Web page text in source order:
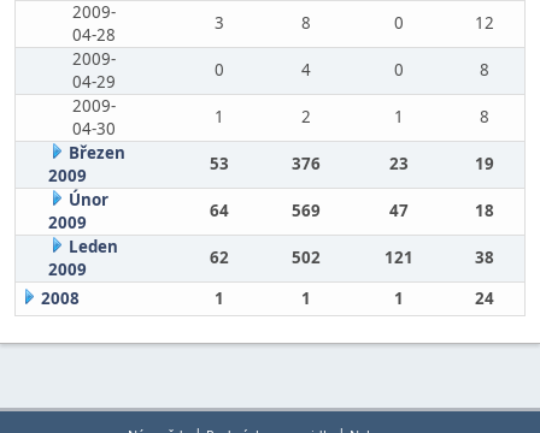
2009-
04-28
3 8 0
12
2009-
04-29
0 4 0
8
2009-
04-30
1 2 1
8
Březen
2009
53 376 23
19
Únor
2009
64 569 47
18
Leden
2009
62 502 121
38
2008
1 1 1 24